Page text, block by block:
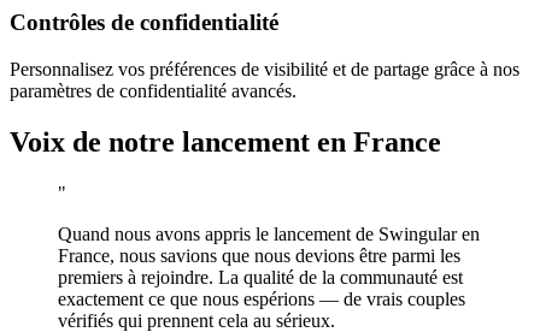
Contrôles de confidentialité
Personnalisez vos préférences de visibilité et de partage grâce à nos
paramètres de confidentialité avancés.
Voix de notre lancement en France
"
Quand nous avons appris le lancement de Swingular en
France, nous savions que nous devions être parmi les
premiers à rejoindre. La qualité de la communauté est
exactement ce que nous espérions — de vrais couples
vérifiés qui prennent cela au sérieux.